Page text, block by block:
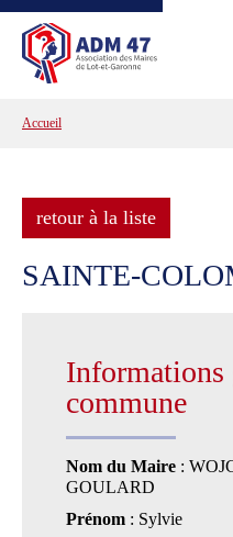
Accueil
retour à la liste
SAINTE-
Informations
commune
Nom du Maire :
GOULARD
Prénom : Sylvie